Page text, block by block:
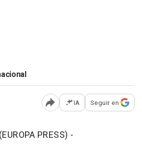
Abrir opciones para
IA Seguir en
PRESS) -